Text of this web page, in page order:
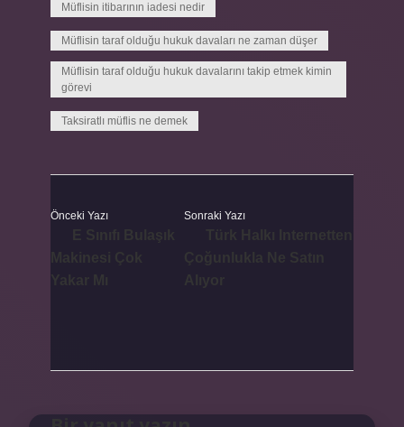
Müflisin itibarının iadesi nedir
Müflisin taraf olduğu hukuk davaları ne zaman düşer
Müflisin taraf olduğu hukuk davalarını takip etmek kimin
görevi
Taksiratlı müflis ne demek
Önceki Yazı Sonraki Yazı